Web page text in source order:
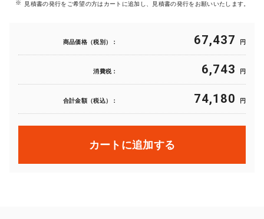
見積書の発行をご希望の方はカートに追加し、見積書の発行をお願いいたします。
商品価格（税別）： 67,437 円
消費税： 6,743 円
合計金額（税込）： 74,180 円
カートに追加する